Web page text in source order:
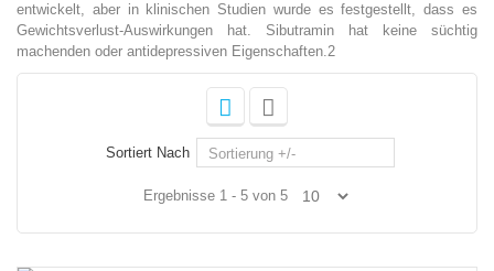
entwickelt, aber in klinischen Studien wurde es festgestellt, dass es
Gewichtsverlust-Auswirkungen hat. Sibutramin hat keine süchtig
machenden oder antidepressiven Eigenschaften.2
Sortiert Nach Sortierung +/-
Ergebnisse 1 - 5 von 5